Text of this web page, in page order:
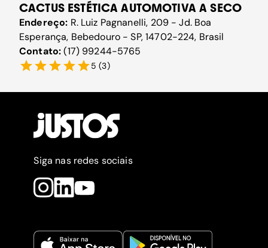
CACTUS ESTÉTICA AUTOMOTIVA A SECO
Endereço: R. Luiz Pagnanelli, 209 - Jd. Boa
Esperança, Bebedouro - SP, 14702-224, Brasil
Contato:(17) 99244-5765
5 (3)
Siga nas redes sociais